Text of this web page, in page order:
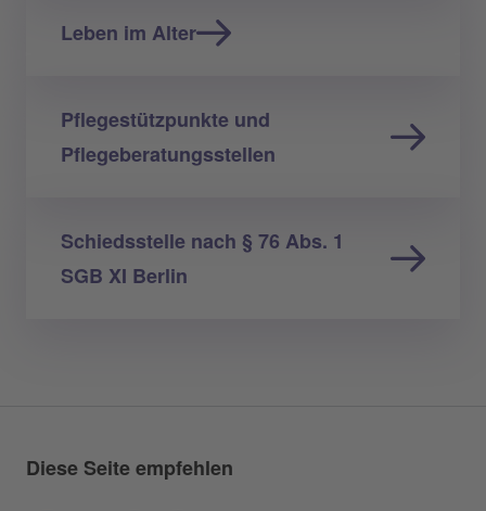
Leben im Alter
Pflegestützpunkte und
Pflegeberatungsstellen
Schiedsstelle nach § 76 Abs. 1
SGB XI Berlin
Diese Seite empfehlen